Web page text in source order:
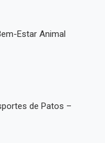
Estar Animal
de Patos –